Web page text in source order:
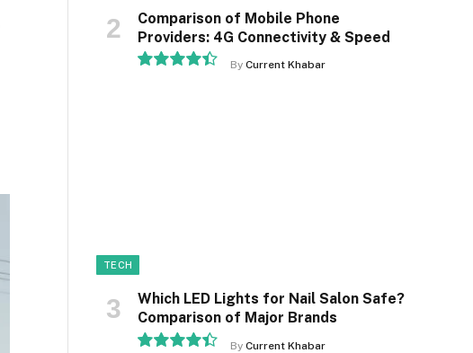
Comparison of Mobile Phone
Providers: 4G Connectivity & Speed
By Current Khabar
TECH
Which LED Lights for Nail Salon Safe?
Comparison of Major Brands
By Current Khabar